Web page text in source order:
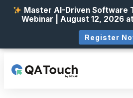
Master AI-Driven Software
Webinar | August 12, 2026
Register